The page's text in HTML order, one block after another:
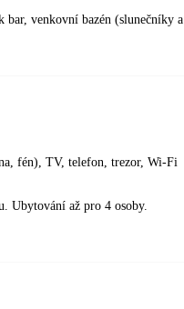
bar, venkovní bazén (slunečníky a
fén), TV, telefon, trezor, Wi-Fi
Ubytování až pro 4 osoby.